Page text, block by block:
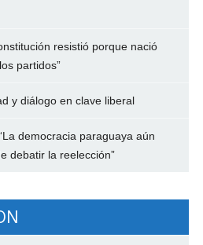
resistió porque nació
partidos”
y diálogo en clave liberal
democracia paraguaya aún
debatir la reelección”